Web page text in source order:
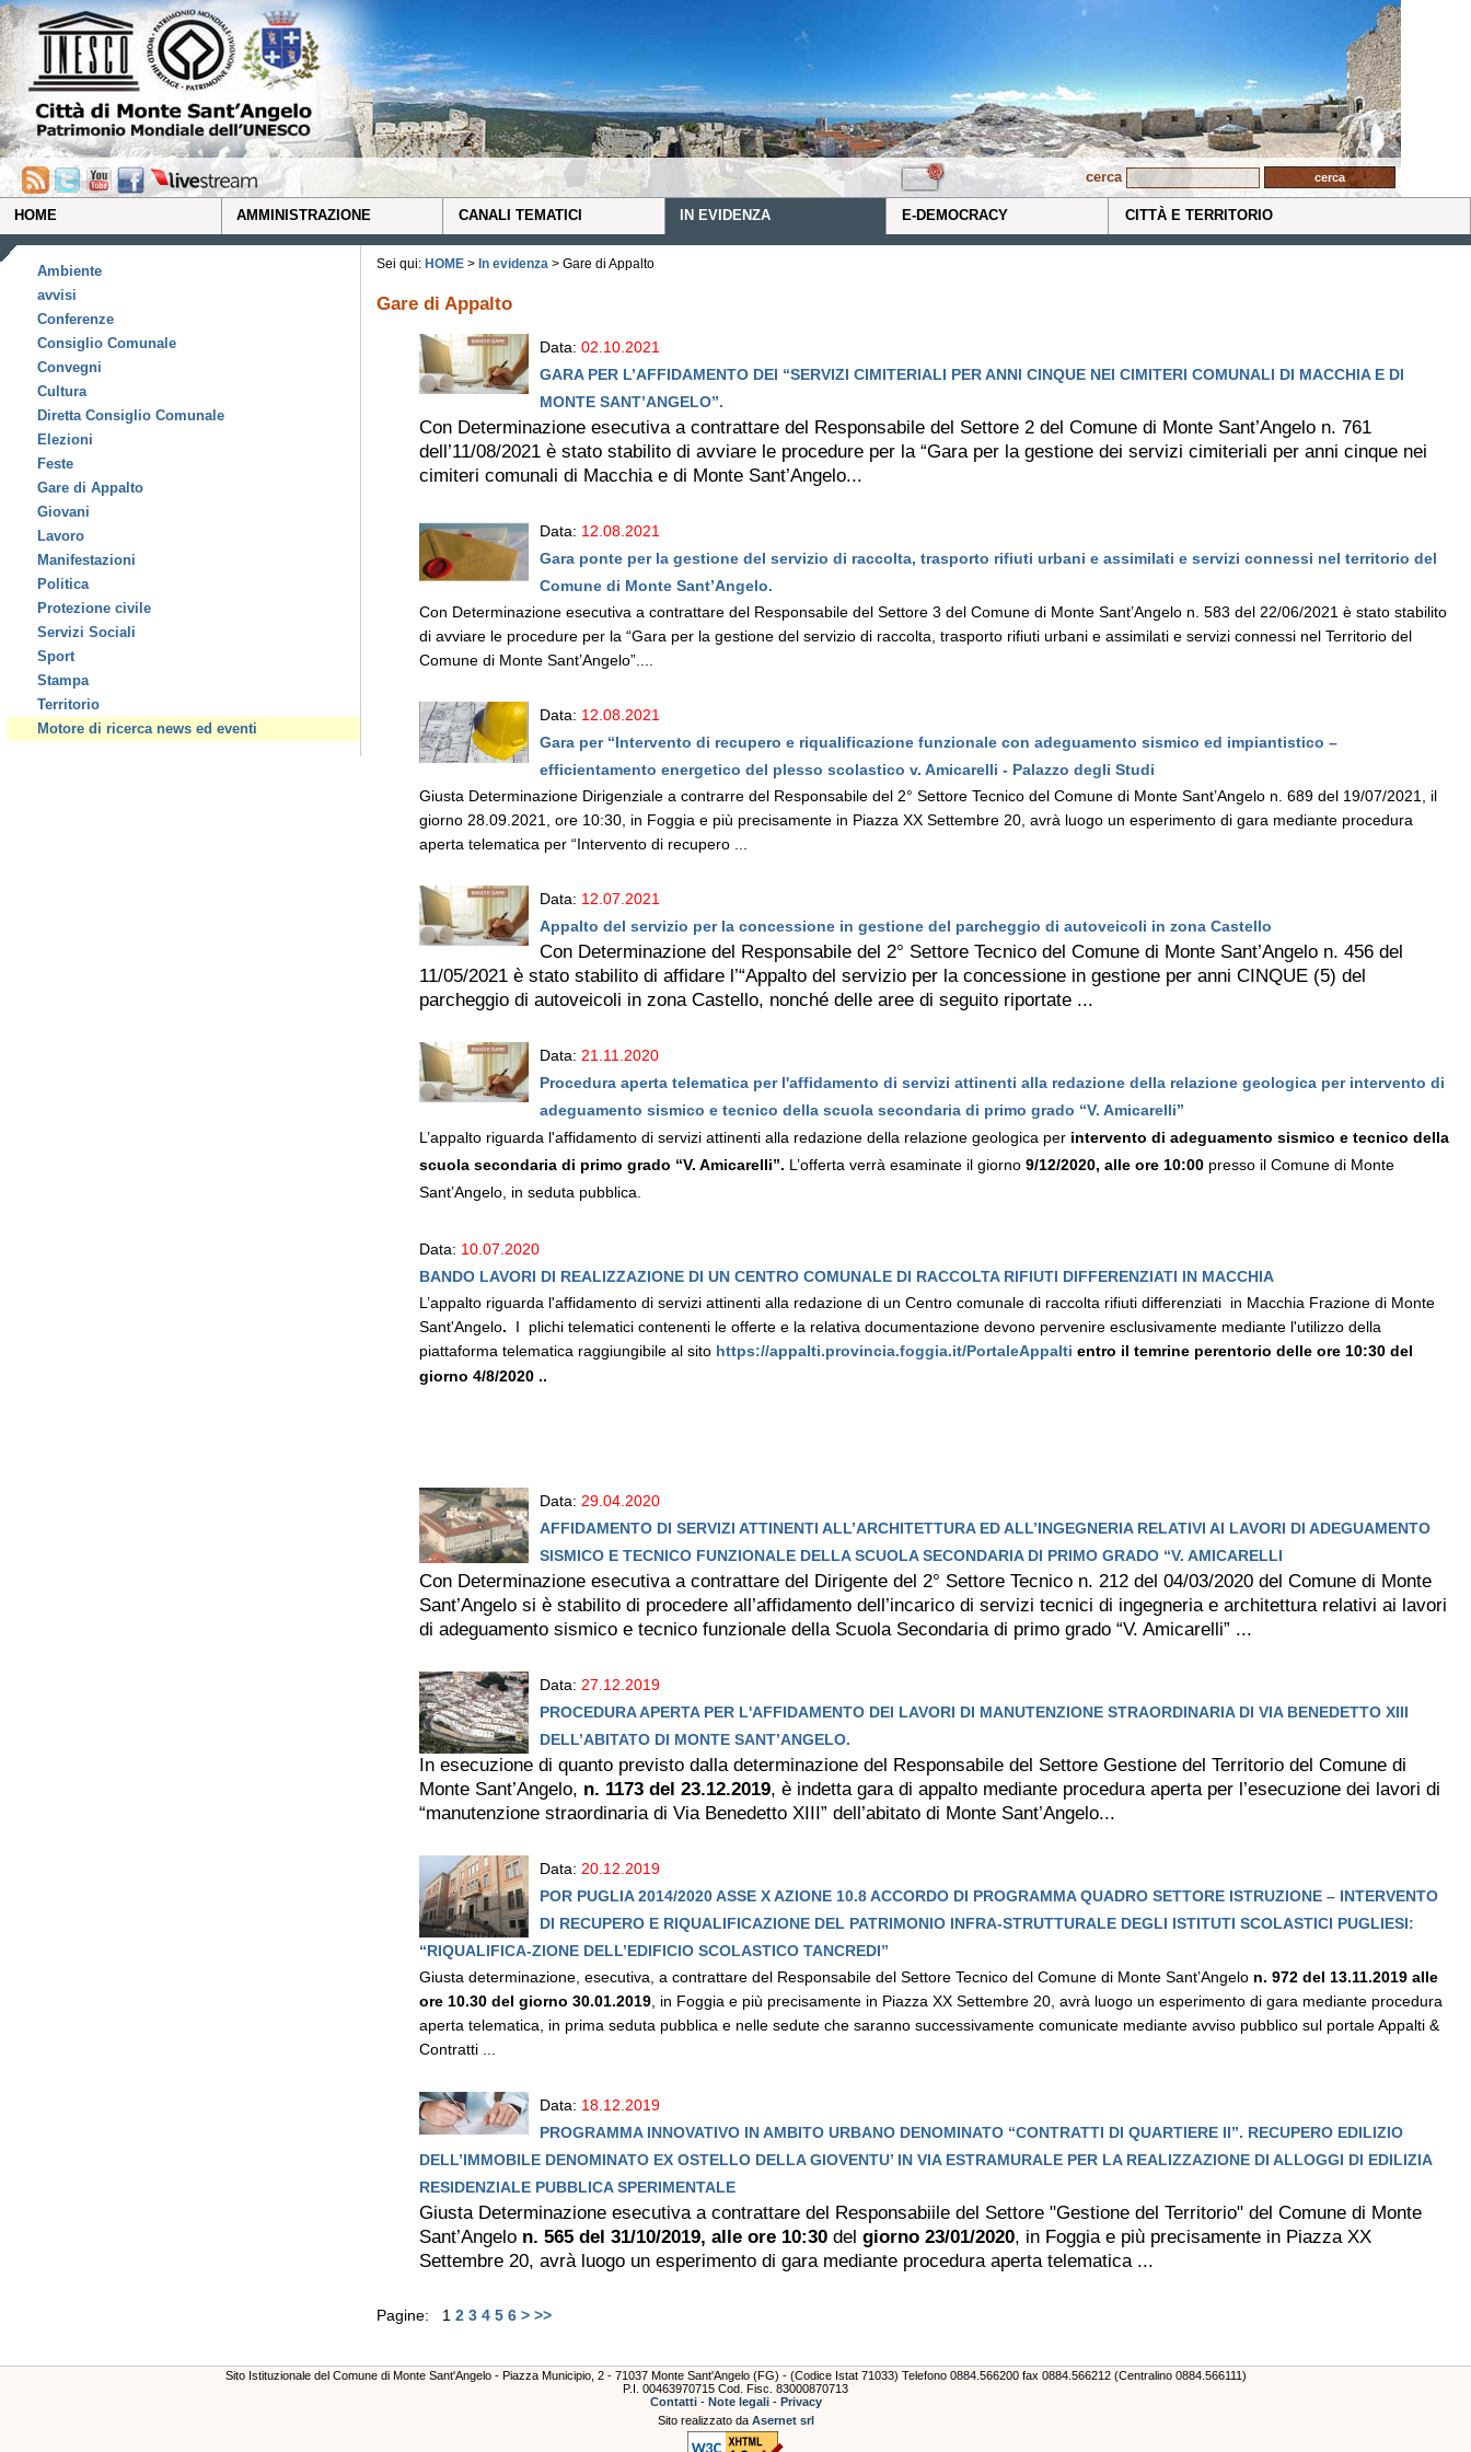
cerca
HOME AMMINISTRAZIONE CANALI TEMATICI IN EVIDENZA E-DEMOCRACY CITTÀ E TERRITORIO
Ambiente
avvisi
Conferenze
Consiglio Comunale
Convegni
Cultura
Diretta Consiglio Comunale
Elezioni
Feste
Gare di Appalto
Giovani
Lavoro
Manifestazioni
Politica
Protezione civile
Servizi Sociali
Sport
Stampa
Territorio
Motore di ricerca news ed eventi
Sei qui: HOME> In evidenza> Gare di Appalto
Gare di Appalto
Data:02.10.2021
GARA PER L’AFFIDAMENTO DEI “SERVIZI CIMITERIALI PER ANNI CINQUE NEI CIMITERI COMUNALI DI MACCHIA E DI
MONTE SANT’ANGELO”.
Con Determinazione esecutiva a contrattare del Responsabile del Settore 2 del Comune di Monte Sant’Angelo n. 761
dell’11/08/2021 è stato stabilito di avviare le procedure per la “Gara per la gestione dei servizi cimiteriali per anni cinque nei
cimiteri comunali di Macchia e di Monte Sant’Angelo...
Data: 12.08.2021
Gara ponte per la gestione del servizio di raccolta, trasporto rifiuti urbani e assimilati e servizi connessi nel territorio del
Comune di Monte Sant’Angelo.
Con Determinazione esecutiva a contrattare del Responsabile del Settore 3 del Comune di Monte Sant’Angelo n. 583 del 22/06/2021 è stato stabilito
di avviare le procedure per la “Gara per la gestione del servizio di raccolta, trasporto rifiuti urbani e assimilati e servizi connessi nel Territorio del
Comune di Monte Sant’Angelo”....
Data: 12.08.2021
Gara per “Intervento di recupero e riqualificazione funzionale con adeguamento sismico ed impiantistico –
efficientamento energetico del plesso scolastico v. Amicarelli - Palazzo degli Studi
Giusta Determinazione Dirigenziale a contrarre del Responsabile del 2° Settore Tecnico del Comune di Monte Sant’Angelo n. 689 del 19/07/2021, il
giorno 28.09.2021, ore 10:30, in Foggia e più precisamente in Piazza XX Settembre 20, avrà luogo un esperimento di gara mediante procedura
aperta telematica per “Intervento di recupero ...
Data: 12.07.2021
Appalto del servizio per la concessione in gestione del parcheggio di autoveicoli in zona Castello
Con Determinazione del Responsabile del 2° Settore Tecnico del Comune di Monte Sant’Angelo n. 456 del
11/05/2021 è stato stabilito di affidare l’“Appalto del servizio per la concessione in gestione per anni CINQUE (5) del
parcheggio di autoveicoli in zona Castello, nonché delle aree di seguito riportate ...
Data: 21.11.2020
Procedura aperta telematica per l'affidamento di servizi attinenti alla redazione della relazione geologica per intervento di
adeguamento sismico e tecnico della scuola secondaria di primo grado “V. Amicarelli”
L’appalto riguarda l'affidamento di servizi attinenti alla redazione della relazione geologica per intervento di adeguamento sismico e tecnico della
scuola secondaria di primo grado “V. Amicarelli”. L’offerta verrà esaminate il giorno9/12/2020, alle ore 10:00 presso il Comune di Monte
Sant’Angelo, in seduta pubblica.
Data: 10.07.2020
BANDO LAVORI DI REALIZZAZIONE DI UN CENTRO COMUNALE DI RACCOLTA RIFIUTI DIFFERENZIATI IN MACCHIA
L’appalto riguarda l'affidamento di servizi attinenti alla redazione di un Centro comunale di raccolta rifiuti differenziati in Macchia Frazione di Monte
Sant'Angelo.
I plichi telematici contenenti le offerte e la relativa documentazione devono pervenire esclusivamente mediante l'utilizzo della
piattaforma telematica raggiungibile al sito https://appalti.provincia.foggia.it/PortaleAppalti entro il temrine perentorio delle ore 10:30 del
giorno 4/8/2020 ..
Data:29.04.2020
AFFIDAMENTO DI SERVIZI ATTINENTI ALL’ARCHITETTURA ED ALL’INGEGNERIA RELATIVI AI LAVORI DI ADEGUAMENTO
SISMICO E TECNICO FUNZIONALE DELLA SCUOLA SECONDARIA DI PRIMO GRADO “V. AMICARELLI
Con Determinazione esecutiva a contrattare del Dirigente del 2° Settore Tecnico n. 212 del 04/03/2020 del Comune di Monte
Sant’Angelo si è stabilito di procedere all’affidamento dell’incarico di servizi tecnici di ingegneria e architettura relativi ai lavori
di adeguamento sismico e tecnico funzionale della Scuola Secondaria di primo grado “V. Amicarelli” ...
Data:27.12.2019
PROCEDURA APERTA PER L'AFFIDAMENTO DEI LAVORI DI MANUTENZIONE STRAORDINARIA DI VIA BENEDETTO XIII
DELL’ABITATO DI MONTE SANT’ANGELO.
In esecuzione di quanto previsto dalla determinazione del Responsabile del Settore Gestione del Territorio del Comune di
Monte Sant’Angelo, n. 1173 del 23.12.2019, è indetta gara di appalto mediante procedura aperta per l’esecuzione dei lavori di
“manutenzione straordinaria di Via Benedetto XIII” dell’abitato di Monte Sant’Angelo...
Data:20.12.2019
POR PUGLIA 2014/2020 ASSE X AZIONE 10.8 ACCORDO DI PROGRAMMA QUADRO SETTORE ISTRUZIONE – INTERVENTO
DI RECUPERO E RIQUALIFICAZIONE DEL PATRIMONIO INFRA-STRUTTURALE DEGLI ISTITUTI SCOLASTICI PUGLIESI:
“RIQUALIFICA-ZIONE DELL’EDIFICIO SCOLASTICO TANCREDI”
Giusta determinazione, esecutiva, a contrattare del Responsabile del Settore Tecnico del Comune di Monte Sant’Angelo n. 972 del 13.11.2019 alle
ore 10.30 del giorno 30.01.2019, in Foggia e più precisamente in Piazza XX Settembre 20, avrà luogo un esperimento di gara mediante procedura
aperta telematica, in prima seduta pubblica e nelle sedute che saranno successivamente comunicate mediante avviso pubblico sul portale Appalti &
Contratti ...
Data: 18.12.2019
PROGRAMMA INNOVATIVO IN AMBITO URBANO DENOMINATO “CONTRATTI DI QUARTIERE II”. RECUPERO EDILIZIO
DELL’IMMOBILE DENOMINATO EX OSTELLO DELLA GIOVENTU’ IN VIA ESTRAMURALE PER LA REALIZZAZIONE DI ALLOGGI DI EDILIZIA
RESIDENZIALE PUBBLICA SPERIMENTALE
Giusta Determinazione esecutiva a contrattare del Responsabiile del Settore "Gestione del Territorio" del Comune di Monte
Sant’Angelo n. 565 del 31/10/2019, alle ore 10:30 delgiorno 23/01/2020, in Foggia e più precisamente in Piazza XX
Settembre 20, avrà luogo un esperimento di gara mediante procedura aperta telematica ...
Pagine: 1 2 3 4 5 6 > >>
Sito Istituzionale del Comune di Monte Sant'Angelo - Piazza Municipio, 2 - 71037 Monte Sant'Angelo (FG) - (Codice Istat 71033) Telefono 0884.566200 fax 0884.566212 (Centralino 0884.566111)
P.I. 00463970715 Cod. Fisc. 83000870713
Contatti- Note legali- Privacy
Sito realizzato da Asernet srl